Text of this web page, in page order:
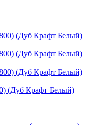
(Дуб Крафт Белый)